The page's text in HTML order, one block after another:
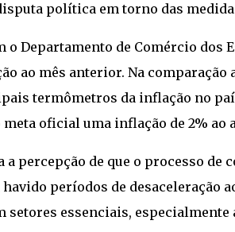
política em torno das
o Departamento de Comércio dos
ao mês anterior. Na comparação
termômetros da inflação no
meta oficial uma inflação de 2% ao
a percepção de que o processo de
havido períodos de desaceleração
setores essenciais, especialmente